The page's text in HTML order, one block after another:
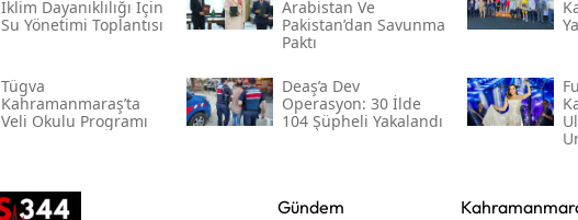
İklim Dayanıklılığı Için
Su Yönetimi Toplantısı
Arabistan Ve
Pakistan’dan Savunma
Paktı
Tügva
Kahramanmaraş’ta
Veli Okulu Programı
Deaş’a Dev
Operasyon: 30 İlde
104 Şüpheli Yakalandı
Gündem